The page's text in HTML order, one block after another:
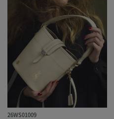
26WS01009